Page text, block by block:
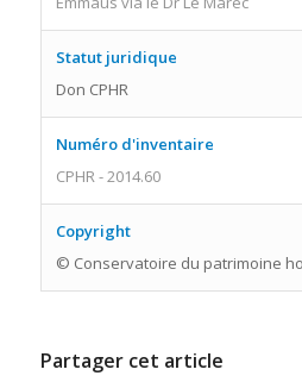
Statut juridique
Don CPHR
Numéro d'inventaire
CPHR - 2014.60
Copyright
© Conservatoire du patrimoine
Partager cet article